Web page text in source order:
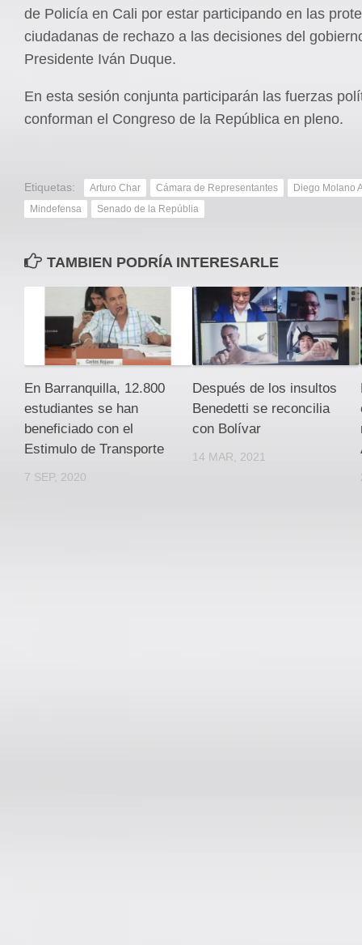
de Policía en Cali por estar participando en las
ciudadanas de rechazo a las decisiones del
Presidente Iván Duque.
En esta sesión conjunta participarán las fuerzas
conforman el Congreso de la República en pleno.
Etiquetas: Arturo Char Cámara de Representantes
Diego Molano
Mindefensa
Senado de la Repúblia
TAMBIEN PODRÍA INTERESARLE
En Barranquilla, 12.800
estudiantes se han
beneficiado con el
Estimulo de Transporte
7 SEP, 2020
Después de los insultos
Benedetti se reconcilia
con Bolívar
14 MAR, 2021